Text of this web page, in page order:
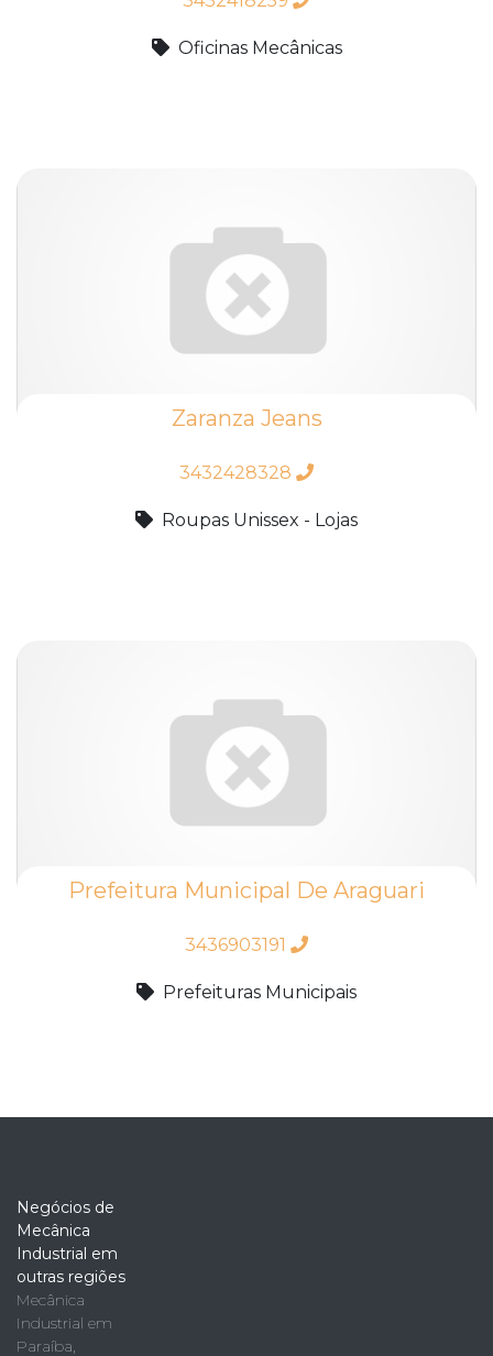
Oficinas Mecânicas
Zaranza Jeans
3432428328
Roupas Unissex - Lojas
Prefeitura Municipal De Araguari
3436903191
Prefeituras Municipais
Negócios de
Mecânica
Industrial em
outras regiões
Mecânica
Industrial em
Paraíba,